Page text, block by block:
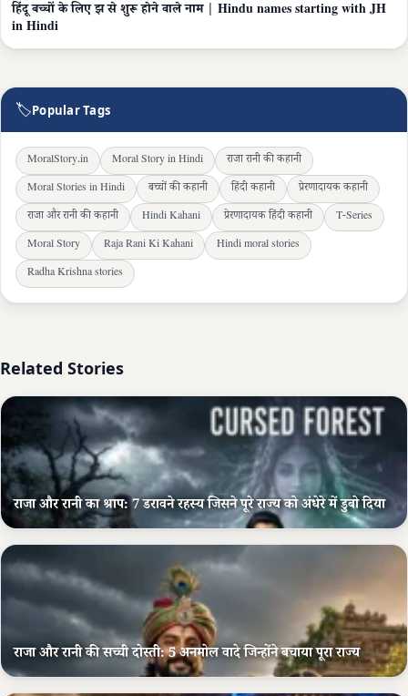
हिंदू बच्चों के लिए झ से शुरू होने वाले नाम | Hindu names starting with JH
in Hindi
🏷Popular Tags
MoralStory.in Moral Story in Hindi
राजा रानी की कहानी
Moral Stories in Hindi
बच्चों की कहानी हिंदी कहानी
प्रेरणादायक कहानी
राजा और रानी की कहानी
Hindi Kahani प्रेरणादायक हिंदी कहानी
T-Series
Moral Story
Raja Rani Ki Kahani
Hindi moral stories
Radha Krishna stories
Related Stories
राजा और रानी का श्राप: 7 डरावने रहस्य जिसने पूरे राज्य को अंधेरे में डुबो दिया
राजा और रानी की सच्ची दोस्ती: 5 अनमोल वादे जिन्होंने बचाया पूरा राज्य